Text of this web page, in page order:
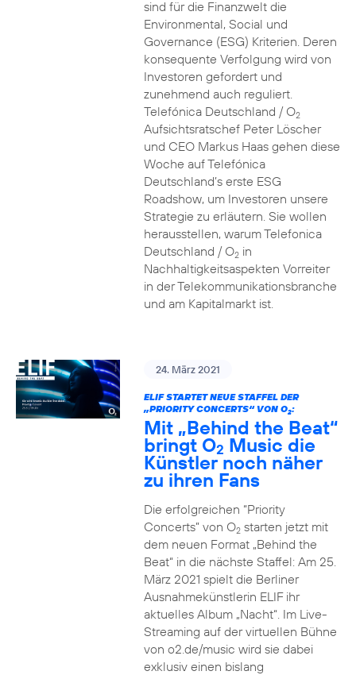
sind für die Finanzwelt die
Environmental, Social und
Governance (ESG) Kriterien. Deren
konsequente Verfolgung wird von
Investoren gefordert und
zunehmend auch reguliert.
Telefónica Deutschland / O2
Aufsichtsratschef Peter Löscher
und CEO Markus Haas gehen diese
Woche auf Telefónica
Deutschland’s erste ESG
Roadshow, um Investoren unsere
Strategie zu erläutern. Sie wollen
herausstellen, warum Telefonica
Deutschland / O2in
Nachhaltigkeitsaspekten Vorreiter
in der Telekommunikationsbranche
und am Kapitalmarkt ist.
24. März 2021
ELIF STARTET NEUE STAFFEL DER
„PRIORITY CONCERTS“ VON O2:
Mit „Behind the Beat“
bringt O2 Music die
Künstler noch näher
zu ihren Fans
Die erfolgreichen “Priority
Concerts” von O2starten jetzt mit
dem neuen Format „Behind the
Beat“ in die nächste Staffel: Am 25.
März 2021 spielt die Berliner
Ausnahmekünstlerin ELIF ihr
aktuelles Album „Nacht“. Im Live-
Streaming auf der virtuellen Bühne
von o2.de/music wird sie dabei
exklusiv einen bislang